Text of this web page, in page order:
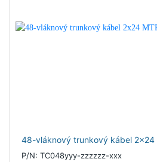
48-vláknový trunkový kábel 2x24
P/N: TC048yyy-zzzzzz-xxx